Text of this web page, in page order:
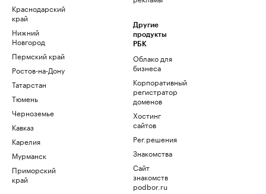
Краснодарский
край
Нижний
Новгород
Пермский край
Ростов-на-Дону
Татарстан
Тюмень
Черноземье
Кавказ
Карелия
Мурманск
Приморский
край
Другие
продукты
РБК
Облако для
бизнеса
Корпоративный
регистратор
доменов
Хостинг
сайтов
Рег.решения
Знакомства
Сайт
знакомств
podbor.ru